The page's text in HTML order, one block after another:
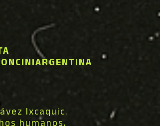
ARGENTINA
Ixcaquic.